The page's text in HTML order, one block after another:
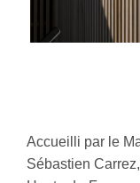
Accueilli par le
Sébastien